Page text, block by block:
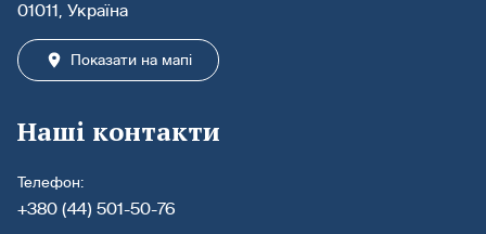
01011, Україна
Показати на мапі
Наші контакти
Телефон:
+380 (44) 501-50-76